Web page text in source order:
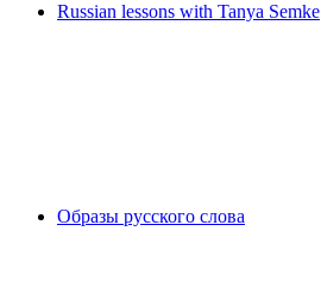
Russian lessons with Tanya Semke
Образы русского слова